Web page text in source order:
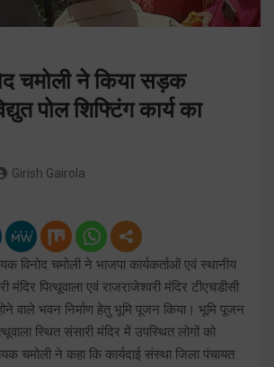
चमोली ने किया सड़क
पोल शिफ्टिंग कार्य का
Girish Gairola
विनोद चमोली ने भाजपा कार्यकर्ताओं एवं स्थानीय
मंदिर पित्थूवाला एवं राजराजेश्वरी मंदिर टीएचडीसी
वाले भवन निर्माण हेतु भूमि पूजन किया। भूमि पूजन
स्थित संसारी मंदिर में उपस्थित लोगों को
चमोली ने कहा कि कार्यदाई संस्था जिला पंचायत